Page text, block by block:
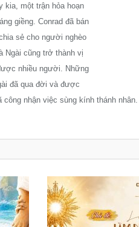
kia, một trận hỏa hoạn
giềng. Conrad đã bán
sẻ cho người nghèo
Ngài cũng trở thành vị
nhiều người. Những
đã qua đời và được
nhận việc sùng kính thánh nhân.